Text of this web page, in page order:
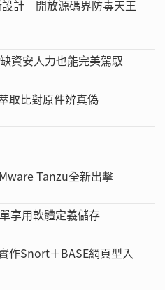
設計 開放源碼界防毒天王
資安人力也能完美駕馭
取比對原件辨真偽
Tanzu全新出擊
享用軟體定義儲存
Snort＋BASE網頁型入